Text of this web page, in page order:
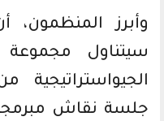
سيتناول
جلسة نقاش